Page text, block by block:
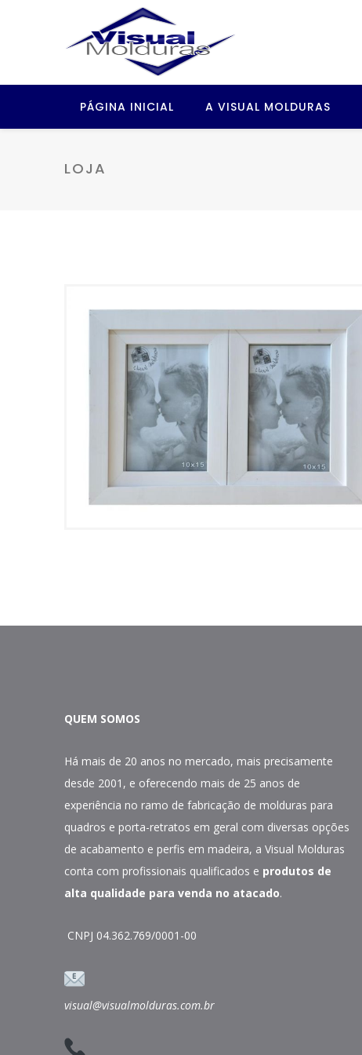
PÁGINA INICIAL A VISUAL MOLDURAS
LOJA
QUEM SOMOS
Há mais de 20 anos no mercado, mais precisamente
desde 2001, e oferecendo mais de 25 anos de
experiência no ramo de fabricação de molduras para
quadros e porta-retratos em geral com diversas opções
de acabamento e perfis em madeira, a Visual Molduras
conta com profissionais qualificados e produtos de
alta qualidade para venda no atacado.
CNPJ 04.362.769/0001-00
visual@visualmolduras.com.br